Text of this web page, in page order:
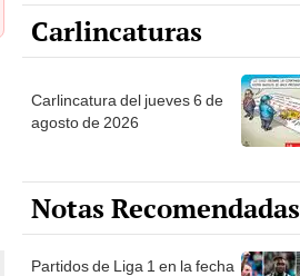
Carlincaturas
Carlincatura del jueves 6 de
agosto de 2026
Notas Recomendadas
Partidos de Liga 1 en la fecha